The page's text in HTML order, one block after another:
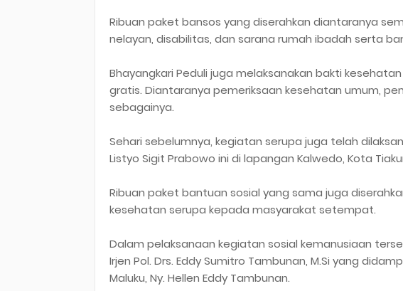
Ribuan paket bansos yang diserahkan diantaranya
nelayan, disabilitas, dan sarana rumah ibadah serta
Bhayangkari Peduli juga melaksanakan bakti
gratis. Diantaranya pemeriksaan kesehatan umum,
sebagainya.
Sehari sebelumnya, kegiatan serupa juga telah
Listyo Sigit Prabowo ini di lapangan Kalwedo, Kota
Ribuan paket bantuan sosial yang sama juga
kesehatan serupa kepada masyarakat setempat.
Dalam pelaksanaan kegiatan sosial kemanusiaan
Irjen Pol. Drs. Eddy Sumitro Tambunan, M.Si yang
Maluku, Ny. Hellen Eddy Tambunan.